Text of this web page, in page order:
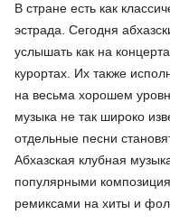
В стране есть как
эстрада. Сегодня
услышать как на
курортах. Их также
на весьма хорошем
музыка не так широко
отдельные песни
Абхазская клубная
популярными
ремиксами на хиты и